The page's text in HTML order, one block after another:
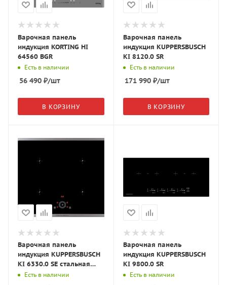
Варочная панель
индукция KORTING HI
64560 BGR
Есть в наличии
56 490 ₽/шт
В КОРЗИНУ
Варочная панель
индукция KUPPERSBUSCH
KI 8120.0 SR
Есть в наличии
171 990₽/шт
В КОРЗИНУ
Варочная панель
индукция KUPPERSBUSCH
KI 6330.0 SE стальная
рамка
Есть в наличии
Варочная панель
индукция KUPPERSBUSCH
KI 9800.0 SR
Есть в наличии